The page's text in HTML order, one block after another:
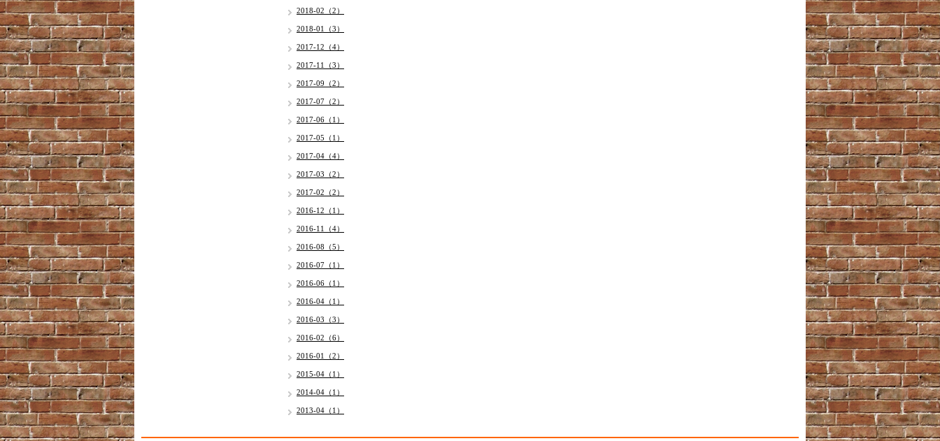
2018-02（2）
2018-01（3）
2017-12（4）
2017-11（3）
2017-09（2）
2017-07（2）
2017-06（1）
2017-05（1）
2017-04（4）
2017-03（2）
2017-02（2）
2016-12（1）
2016-11（4）
2016-08（5）
2016-07（1）
2016-06（1）
2016-04（1）
2016-03（3）
2016-02（6）
2016-01（2）
2015-04（1）
2014-04（1）
2013-04（1）